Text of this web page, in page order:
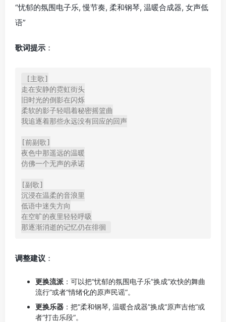
“忧郁的氛围电子乐, 慢节奏, 柔和钢琴, 温暖合成器, 女声低
语”
歌词提示 ：
[主歌]
走在安静的霓虹街头
旧时光的倒影在闪烁
柔软的影子轻唱着秘密摇篮曲
我追逐着那些永远没有回应的回声
[前副歌]
夜色中那遥远的温暖
仿佛一个无声的承诺
[副歌]
沉浸在温柔的音浪里
低语中迷失方向
在空旷的夜里轻轻呼吸
调整建议 ：
更换流派 ：可以把“忧郁的氛围电子乐”换成“欢快的舞曲
流行”或者“情绪化的原声民谣”。
更换乐器 ：把“柔和钢琴, 温暖合成器”换成“原声吉他”或
者“打击乐段”。